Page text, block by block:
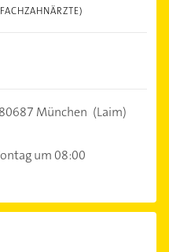
80687 München (Laim)
um 08:00